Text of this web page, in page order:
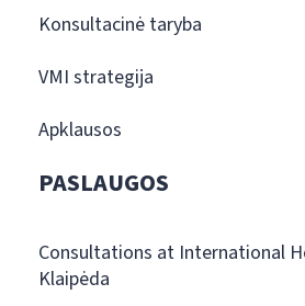
Konsultacinė taryba
VMI strategija
Apklausos
PASLAUGOS
Consultations at International
Klaipėda